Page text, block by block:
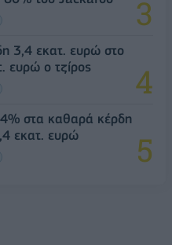
3,4 εκατ. ευρώ στο
ευρώ ο τζίρος
στα καθαρά κέρδη
εκατ. ευρώ